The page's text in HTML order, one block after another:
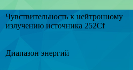
Чувствительность к нейтронному
излучению источника 252Cf
Диапазон энергий